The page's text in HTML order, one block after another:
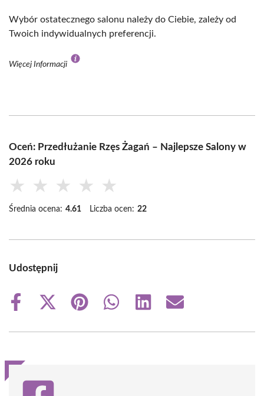
Wybór ostatecznego salonu należy do Ciebie, zależy od
Twoich indywidualnych preferencji.
Więcej Informacji
Oceń: Przedłużanie Rzęs Żagań – Najlepsze Salony w
2026 roku
★ ★ ★ ★ ★
Średnia ocena: 4.61 Liczba ocen: 22
Udostępnij
Share
Share
(Twitter)
Share
Share
Share
Share